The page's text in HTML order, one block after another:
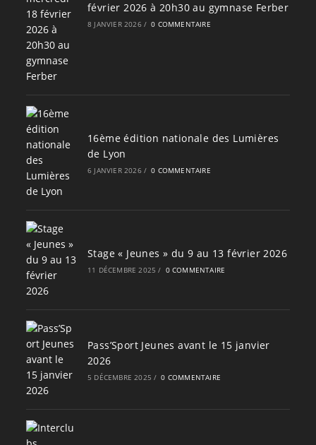
février 2026 à 20h30 au gymnase Ferber
8 JANVIER 2026 / 0 COMMENTAIRE
16ème édition nationale des Lumières
de Lyon
6 JANVIER 2026 / 0 COMMENTAIRE
Stage « Jeunes » du 9 au 13 février 2026
11 DÉCEMBRE 2025 / 0 COMMENTAIRE
Pass’Sport Jeunes avant le 15 janvier
2026
5 DÉCEMBRE 2025 / 0 COMMENTAIRE